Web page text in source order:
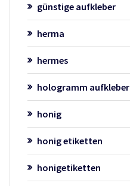
günstige aufkleber
herma
hermes
hologramm aufkleber
honig
honig etiketten
honigetiketten